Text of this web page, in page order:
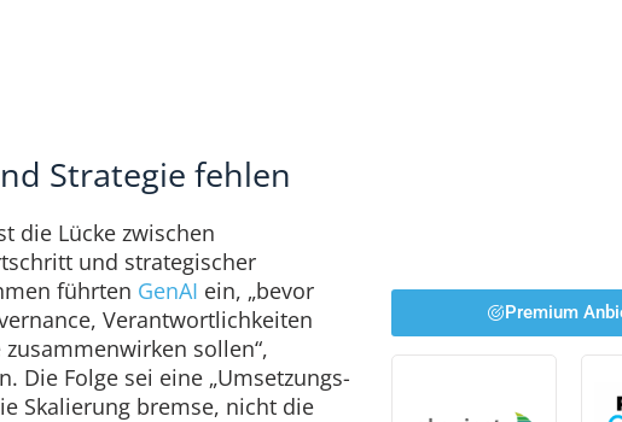
Strategie fehlen
die Lücke zwischen
und strategischer
führten GenAI ein, „bevor
Verantwortlichkeiten
sollen“,
Die Folge sei eine „Umsetzungs-
Skalierung bremse, nicht die
Premium